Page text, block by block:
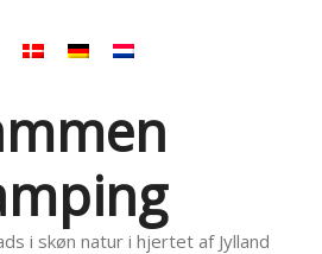
i skøn natur i hjertet af Jylland